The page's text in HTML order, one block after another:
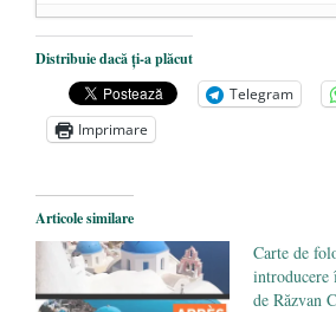
De ce propaganda LGBT
unitățile de învățământ
-
Anarhia din SUA e opera
2 iunie 2020
are prea puțin a face cu
mai 2020
Distribuie dacă ți-a plăcut
Telegram
Imprimare
Articole similare
Carte de
introducere
de Răzvan